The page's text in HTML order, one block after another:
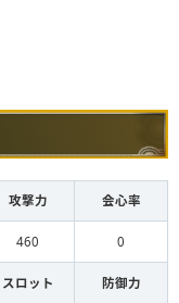
攻撃力 会心率
460 0
スロット 防御力